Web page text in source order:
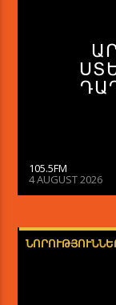
105.5FM
4 AUGUST 2026